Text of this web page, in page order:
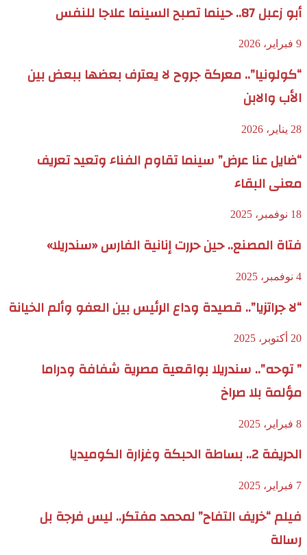
أبو زعبل 87.. حينما تصبح السينما علاجا للنفس
9 فبراير، 2026
“كولونيا”.. معركة جروح لا يعترف بعضها ببعض بين
الأب والابن
28 يناير، 2026
“ضايل عنا عرض” سينما تقاوم الفناء وتعيد تعريف
معنى البقاء
18 نوفمبر، 2025
فتاة المصنع.. حين حررت إنانية الفارس «سندريلا»
4 نوفمبر، 2025
“لا جراتزيا”.. قصيدة وداع الرئيس بين العفو وألم الخيانة
20 أكتوبر، 2025
” توحه”.. سندريلا بواقعية مصرية شفافة ودراما
مؤلمة بلا صراخ
8 فبراير، 2025
الحريفة 2.. بساطة الحبكة وغزارة الكوميديا
7 فبراير، 2025
فيلم “خريف التفاح” لمحمد مفتكر.. ليس فرجة بل
رسالة